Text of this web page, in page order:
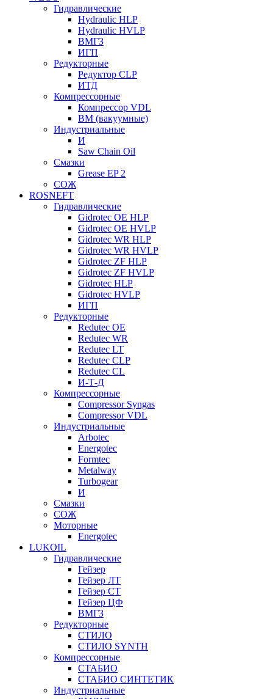
Гидравлические
Hydraulic HLP
Hydraulic HVLP
ВМГЗ
ИГП
Редукторные
Редуктор CLP
ИТД
Компрессорные
Компрессор VDL
ВМ (вакуумные)
Индустриальные
И
Saw Chain Oil
Смазки
Grease EP 2
СОЖ
ROSNEFT
Гидравлические
Gidrotec OE HLP
Gidrotec OE HVLP
Gidrotec WR HLP
Gidrotec WR HVLP
Gidrotec ZF HLP
Gidrotec ZF HVLP
Gidrotec HLP
Gidrotec HVLP
ИГП
Редукторные
Redutec OE
Redutec WR
Redutec LT
Redutec CLP
Redutec CL
И-Т-Д
Компрессорные
Compressor Syngas
Compressor VDL
Индустриальные
Arbotec
Energotec
Formtec
Metalway
Turbogear
И
Смазки
СОЖ
Моторные
Energotec
LUKOIL
Гидравлические
Гейзер
Гейзер ЛТ
Гейзер СТ
Гейзер ЦФ
ВМГЗ
Редукторные
СТИЛО
СТИЛО SYNTH
Компрессорные
СТАБИО
СТАБИО СИНТЕТИК
Индустриальные